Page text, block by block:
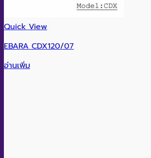
Quick View
EBARA CDX120/07
อ่านเพิ่ม